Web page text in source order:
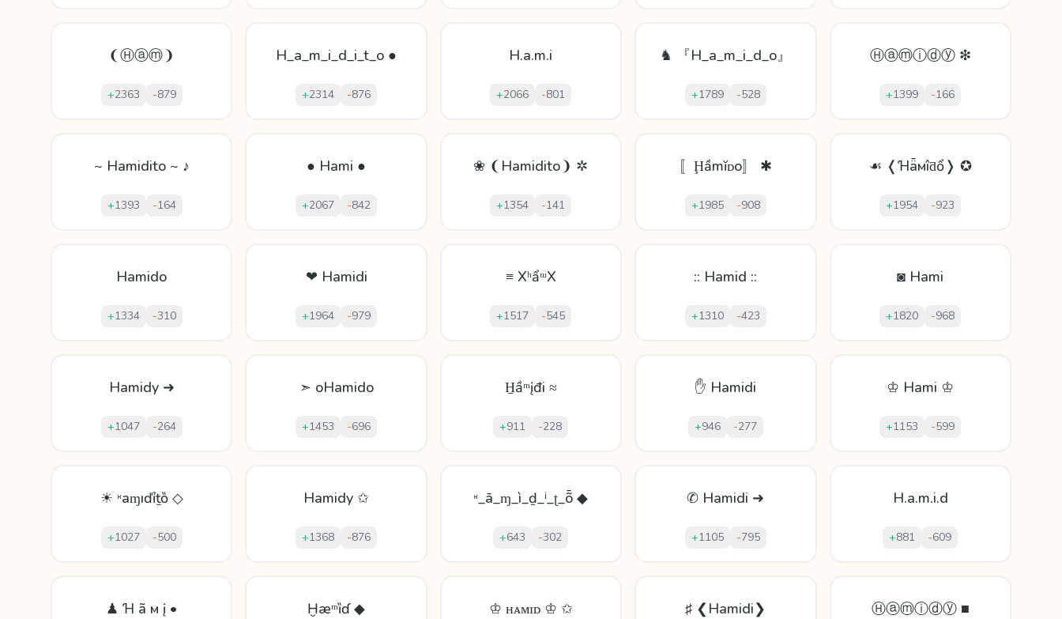
❨Ⓗⓐⓜ❩
+2363 -879
H_a_m_i_d_i_t_o ●
+2314 -876
H.a.m.i
+2066 -801
♞ 『H_a_m_i_d_o』
+1789 -528
Ⓗⓐⓜⓘⓓⓨ ❇
+1399 -166
~ Hamidito ~ ♪
+1393 -164
● Hami ●
+2067 -842
❀ ❨Hamidito❩ ✲
+1354 -141
〚Ḩầmĭᴅo〛 ✱
+1985 -908
☙ ❬Ɦǟмîƌổ❭ ✪
+1954 -923
Hamido
+1334 -310
❤ Hamidi
+1964 -979
≡ XʰẩᵚX
+1517 -545
:: Hamid ::
+1310 -423
◙ Hami
+1820 -968
Hamidy ➜
+1047 -264
➣ oHamido
+1453 -696
H̱ầᵐįđi ≈
+911 -228
✋ Hamidi
+946 -277
♔ Hami ♔
+1153 -599
☀ ᵸaɱıďỉṯȍ ◇
+1027 -500
Hamidy ✩
+1368 -876
ᵸ_ā_ɱ_ì_ḏ_ⁱ_ʈ_ȭ ◆
+643 -302
✆ Hamidi ➜
+1105 -795
H.a.m.i.d
+881 -609
♟ Ɦ ã м į • Ḫæᵐȉɗ ◆ ♔ ʜᴀᴍɪᴅ ♔ ✩ ♯ ❮Hamidi❯ Ⓗⓐⓜⓘⓓⓨ ■